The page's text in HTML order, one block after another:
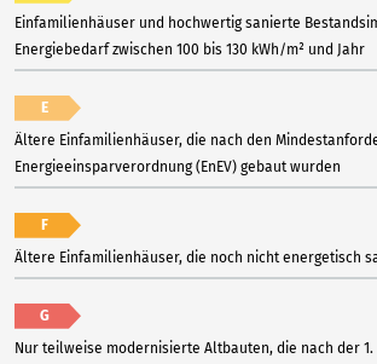
Einfamilienhäuser und hochwertig sanierte
Energiebedarf zwischen 100 bis 130 kWh/m² und Jahr
E
Ältere Einfamilienhäuser, die nach den
Energieeinsparverordnung (EnEV) gebaut wurden
F
Ältere Einfamilienhäuser, die noch nicht energetisch
G
Nur teilweise modernisierte Altbauten, die nach der 1.